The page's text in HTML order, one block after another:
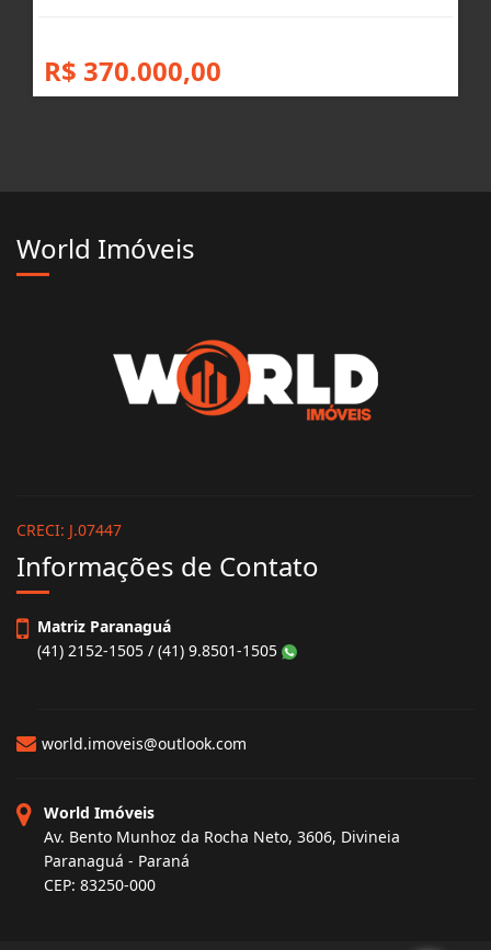
R$ 370.000,00
World Imóveis
CRECI: J.07447
Informações de Contato
Matriz Paranaguá
(41) 2152-1505 / (41) 9.8501-1505
world.imoveis@outlook.com
World Imóveis
Av. Bento Munhoz da Rocha Neto, 3606, Divineia
Paranaguá - Paraná
CEP: 83250-000